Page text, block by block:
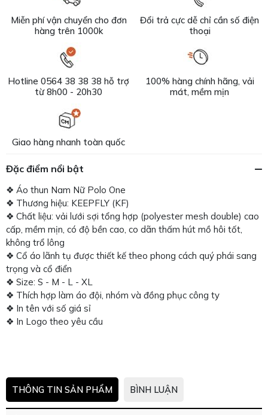
Miễn phí vận chuyển cho đơn
hàng trên 1000k
Đổi trả cực dễ chỉ cần số điện
thoại
Hotline 0564 38 38 38 hỗ trợ
từ 8h00 - 20h30
100% hàng chính hãng, vải
mát, mềm mịn
Giao hàng nhanh toàn quốc
Đặc điểm nổi bật
❖ Áo thun Nam Nữ Polo One
❖ Thương hiệu: KEEPFLY (KF)
❖ Chất liệu: vải lưới sợi tổng hợp (polyester mesh double) cao
cấp, mềm mịn, có độ bền cao, co dãn thấm hút mồ hôi tốt,
không trổ lông
❖ Cổ áo lãnh tụ được thiết kế theo phong cách quý phái sang
trọng và cổ điển
❖ Size: S - M - L - XL
❖ Thích hợp làm áo đội, nhóm và đồng phục công ty
❖ In tên với số giá sỉ
❖ In Logo theo yêu cầu
THÔNG TIN SẢN PHẨM BÌNH LUẬN